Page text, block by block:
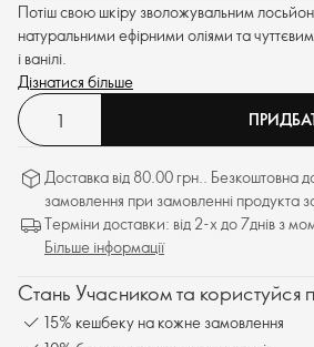
Потіш свою шкіру зволожувальним
натуральними ефірними оліями та
і ванілі.
Дізнатися більше
Доставка від 80.00 грн.. Безкоштовна
замовлення при замовленні продукта
Терміни доставки: від 2-х до 7днів з
Більше інформації
Стань Учасником та користуйся
15% кешбеку на кожне замовлення